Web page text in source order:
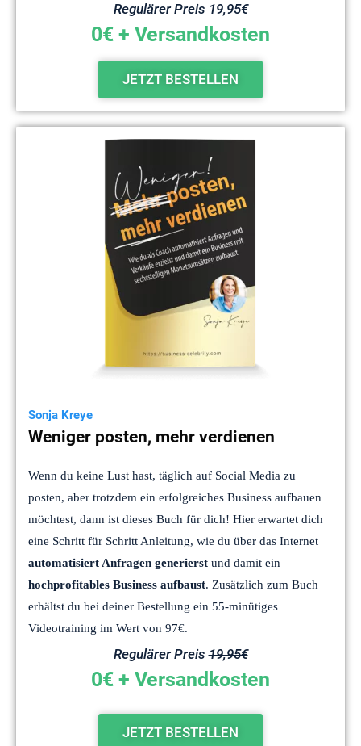
Regulärer Preis19,95€
0€ + Versandkosten
JETZT BESTELLEN
Sonja Kreye
Weniger posten, mehr verdienen
Wenn du keine Lust hast, täglich auf Social Media zu
posten, aber trotzdem ein erfolgreiches Business aufbauen
möchtest, dann ist dieses Buch für dich! Hier erwartet dich
eine Schritt für Schritt Anleitung, wie du über das Internet
automatisiert Anfragen generierst und damit ein
hochprofitables Business aufbaust. Zusätzlich zum Buch
erhältst du bei deiner Bestellung ein 55-minütiges
Videotraining im Wert von 97€.
Regulärer Preis19,95€
0€ + Versandkosten
JETZT BESTELLEN